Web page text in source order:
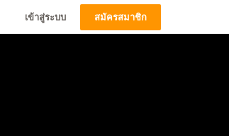
เข้าสู่ระบบ สมัครสมาชิก